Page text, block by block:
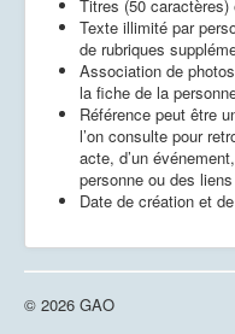
Titres (50
Texte illimité par
de rubriques
Association de
la fiche de la
Référence peut être
l’on consulte pour
acte, d’un
personne ou des
Date de création et
© 2026 GAO